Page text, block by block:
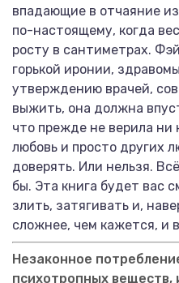
впадающие в отчаяние
по-настоящему, когда
росту в сантиметрах.
горькой иронии,
утверждению врачей,
выжить, она должна
что прежде не верила ни
любовь и просто других
доверять. Или нельзя.
бы. Эта книга будет вас
злить, затягивать и,
сложнее, чем кажется, и
Незаконное
психотропных веществ,